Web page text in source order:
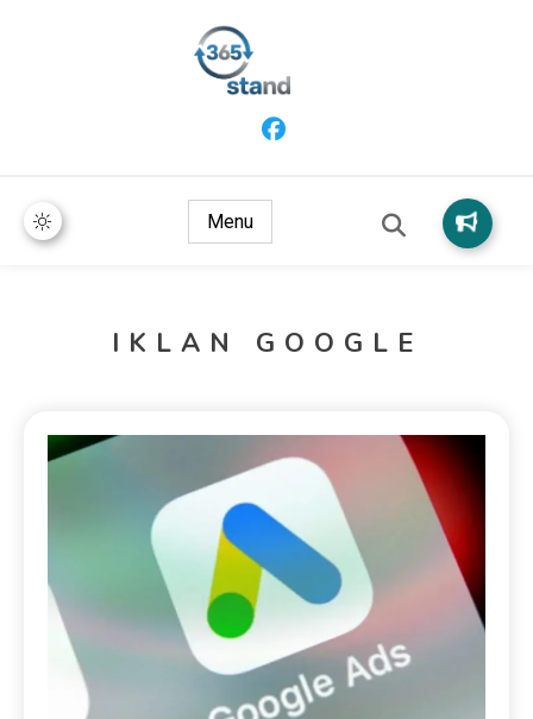
Menu
IKLAN GOOGLE